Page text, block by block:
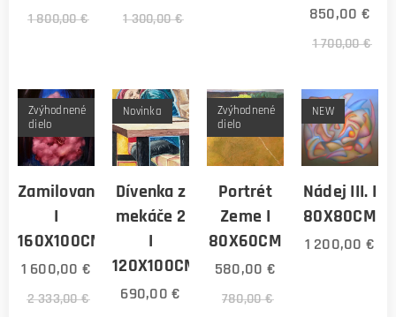
1 800,00€ 1 300,00€ 850,00 €
1 700,00€
Zamilovanost
I
160X100CM
Zvýhodnené
dielo
1 600,00 €
2 333,00€
Dívenka z
mekáče 2
I
120X100CM
Novinka
690,00 €
Portrét
Zeme I
80X60CM
Zvýhodnené
dielo
580,00 €
780,00€
Nádej III. I
80X80CM
NEW
1 200,00 €